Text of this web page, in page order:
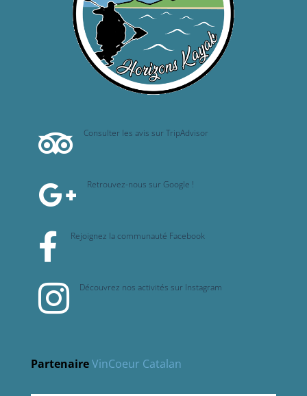
 Consulter les avis sur TripAdvisor
 Retrouvez-nous sur Google !
 Rejoignez la communauté Facebook
 Découvrez nos activités sur Instagram
PartenaireVinCoeur Catalan